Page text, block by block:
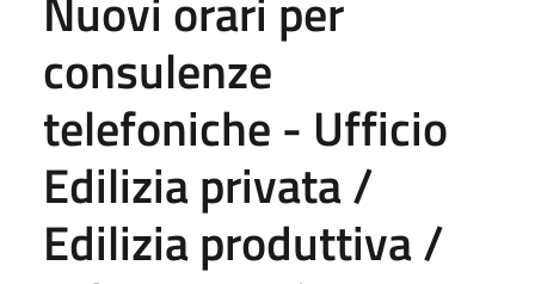
consulenze
telefoniche - Ufficio
Edilizia privata /
Edilizia produttiva /